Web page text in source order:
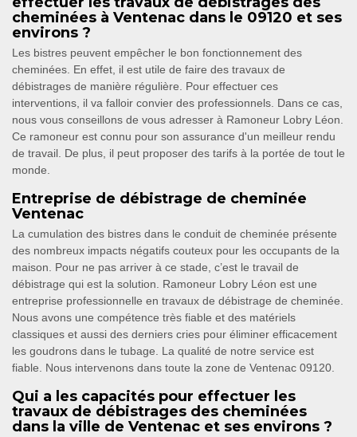
cheminées à Ventenac dans le 09120 et ses
environs ?
Les bistres peuvent empêcher le bon fonctionnement des
cheminées. En effet, il est utile de faire des travaux de
débistrages de manière régulière. Pour effectuer ces
interventions, il va falloir convier des professionnels. Dans ce cas,
nous vous conseillons de vous adresser à Ramoneur Lobry Léon.
Ce ramoneur est connu pour son assurance d'un meilleur rendu
de travail. De plus, il peut proposer des tarifs à la portée de tout le
monde.
Entreprise de débistrage de cheminée
Ventenac
La cumulation des bistres dans le conduit de cheminée présente
des nombreux impacts négatifs couteux pour les occupants de la
maison. Pour ne pas arriver à ce stade, c’est le travail de
débistrage qui est la solution. Ramoneur Lobry Léon est une
entreprise professionnelle en travaux de débistrage de cheminée.
Nous avons une compétence très fiable et des matériels
classiques et aussi des derniers cries pour éliminer efficacement
les goudrons dans le tubage. La qualité de notre service est
fiable. Nous intervenons dans toute la zone de Ventenac 09120.
Qui a les capacités pour effectuer les
travaux de débistrages des cheminées
dans la ville de Ventenac et ses environs ?